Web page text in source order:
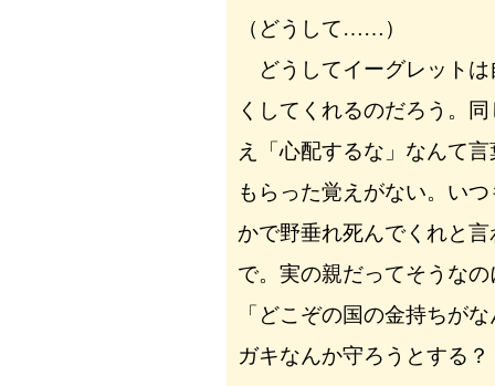
（どうして……）
どうしてイーグレットは
くしてくれるのだろう。
え「心配するな」なんて
もらった覚えがない。い
かで野垂れ死んでくれと
で。実の親だってそうなの
「どこぞの国の金持ちが
ガキなんか守ろうとする